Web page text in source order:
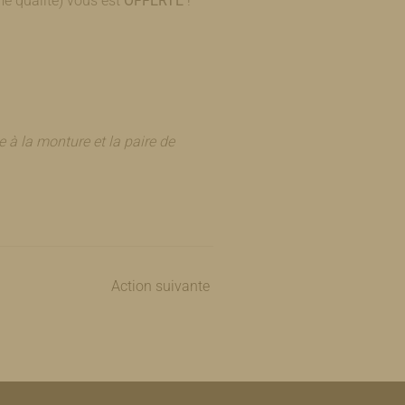
à la monture et la paire de
Action suivante